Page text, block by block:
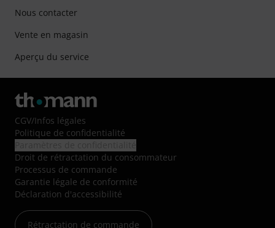
Nous contacter
Vente en magasin
Aperçu du service
CGV/Infos légales
Politique de confidentialité
Droit de rétractation du consommateur
Processus de commande
Garantie légale de conformité
Déclaration d'accessibilité
Rétractation de commande